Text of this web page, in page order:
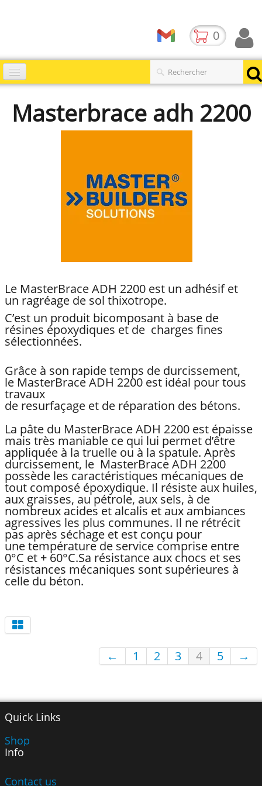
0
Catalogues▼
Masterbrace adh 2200
Le MasterBrace ADH 2200 est un adhésif et
un ragréage de sol thixotrope.
C’est un produit bicomposant à base de
résines époxydiques et de charges fines
sélectionnées.
Grâce à son rapide temps de durcissement,
le MasterBrace ADH 2200 est idéal pour tous
travaux
de resurfaçage et de réparation des bétons.
La pâte du MasterBrace ADH 2200 est épaisse
mais très maniable ce qui lui permet d’être
appliquée à la truelle ou à la spatule. Après
durcissement, le MasterBrace ADH 2200
possède les caractéristiques mécaniques de
tout composé époxydique. Il résiste aux huiles,
aux graisses, au pétrole, aux sels, à de
nombreux acides et alcalis et aux ambiances
agressives les plus communes. Il ne rétrécit
pas après séchage et est conçu pour
une température de service comprise entre
0°C et + 60°C.Sa résistance aux chocs et ses
résistances mécaniques sont supérieures à
celle du béton.
← 1 2 3 4 5 →
Quick Links
Shop
Info
Contact us